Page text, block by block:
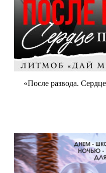
«После развода.